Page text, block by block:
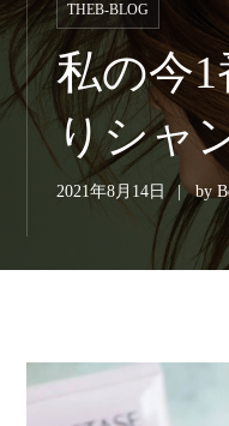
THEB-BLOG
私の今
りシャ
2021年8月14日 by